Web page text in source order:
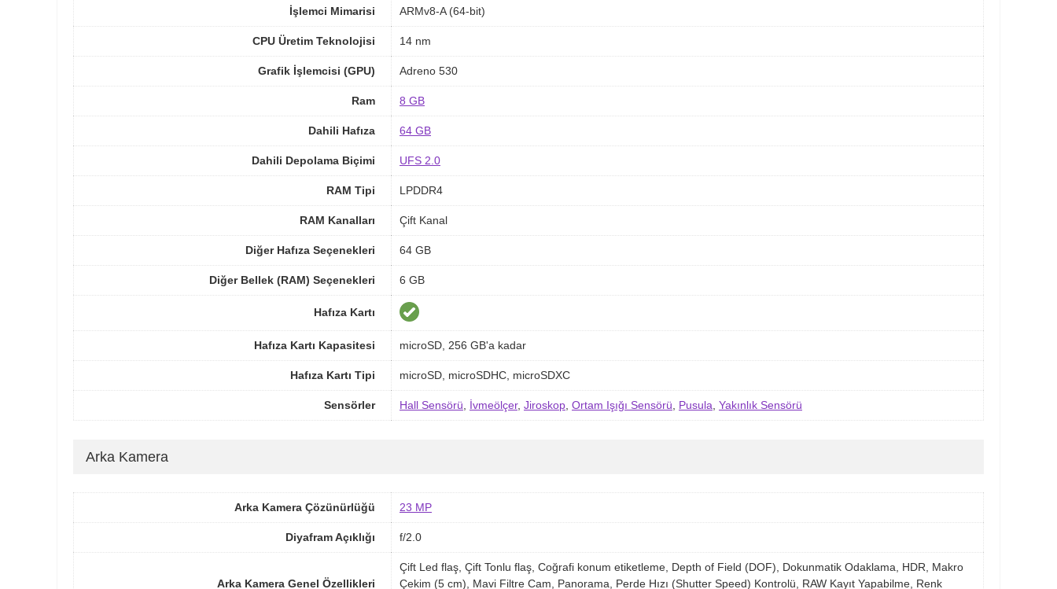
İşlemci Mimarisi ARMv8-A (64-bit)
CPU Üretim Teknolojisi 14 nm
Grafik İşlemcisi (GPU) Adreno 530
Ram 8 GB
Dahili Hafıza 64 GB
Dahili Depolama Biçimi UFS 2.0
RAM Tipi LPDDR4
RAM Kanalları Çift Kanal
Diğer Hafıza Seçenekleri 64 GB
Diğer Bellek (RAM) Seçenekleri 6 GB
Hafıza Kartı
Hafıza Kartı Kapasitesi microSD, 256 GB'a kadar
Hafıza Kartı Tipi microSD, microSDHC, microSDXC
Sensörler Hall Sensörü İvmeölçer, Jiroskop Ortam Işığı Sensörü Pusula Yakınlık Sensörü
Arka Kamera
Arka Kamera Çözünürlüğü 23 MP
Diyafram Açıklığı f/2.0
Arka Kamera Genel Özellikleri
Çift Led flaş, Çift Tonlu flaş, Coğrafi konum etiketleme, Depth of Field (DOF), Dokunmatik Odaklama, HDR, Makro
Çekim (5 cm), Mavi Filtre Cam, Panorama, Perde Hızı (Shutter Speed) Kontrolü, RAW Kayıt Yapabilme, Renk